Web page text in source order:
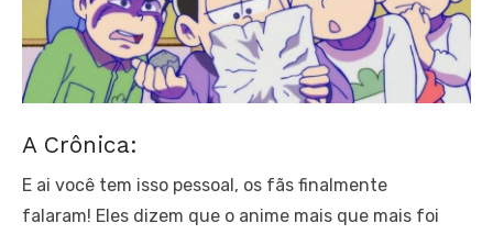
A Crônica:
E ai você tem isso pessoal, os fãs finalmente
falaram! Eles dizem que o anime mais que mais foi